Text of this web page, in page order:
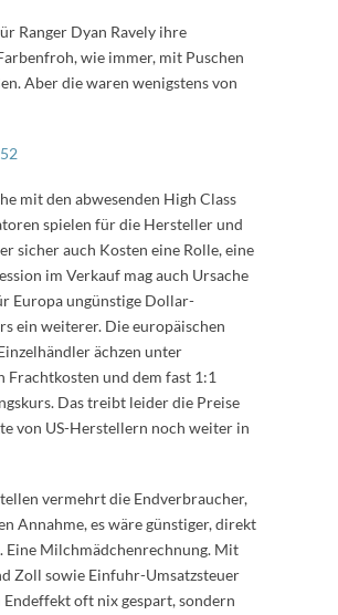
Ranger Dyan Ravely ihre
wie immer, mit Puschen
Aber die waren wenigstens von
mit den abwesenden High Class
spielen für die Hersteller und
sicher auch Kosten eine Rolle, eine
im Verkauf mag auch Ursache
Europa ungünstige Dollar-
ein weiterer. Die europäischen
ächzen unter
Frachtkosten und dem fast 1:1
Das treibt leider die Preise
von US-Herstellern noch weiter in
vermehrt die Endverbraucher,
Annahme, es wäre günstiger, direkt
Eine Milchmädchenrechnung. Mit
Zoll sowie Einfuhr-Umsatzsteuer
Endeffekt oft nix gespart, sondern